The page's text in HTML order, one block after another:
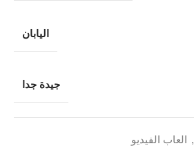
اليابان
جيدة جدا
, العاب الفيديو